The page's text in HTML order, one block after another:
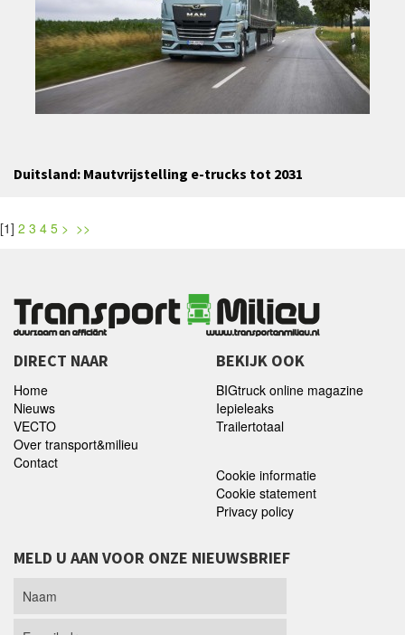
Duitsland: Mautvrijstelling e-trucks tot 2031
[1] 2 3 4 5 > >>
DIRECT NAAR
Home
Nieuws
VECTO
Over transport&milieu
Contact
BEKIJK OOK
BIGtruck online magazine
Iepieleaks
Trailertotaal
Cookie informatie
Cookie statement
Privacy policy
MELD U AAN VOOR ONZE NIEUWSBRIEF